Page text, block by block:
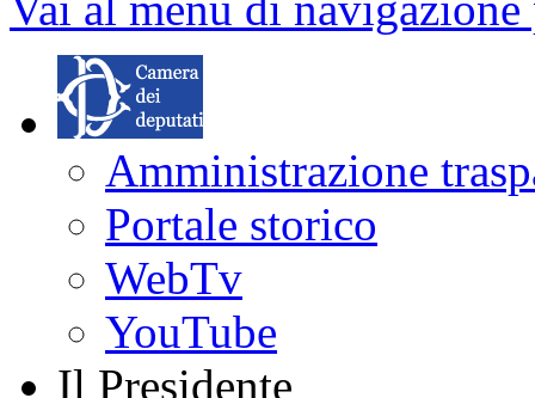
Amministrazione
Portale storico
WebTv
YouTube
Il Presidente